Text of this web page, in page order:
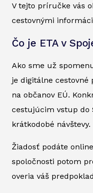
V tejto príručke vás
cestovnými
Čo je ETA v
Ako sme už
je digitálne cestovné
na občanov EÚ.
cestujúcim vstup do
krátkodobé návštevy.
Žiadosť podáte
spoločnosti potom
overia váš